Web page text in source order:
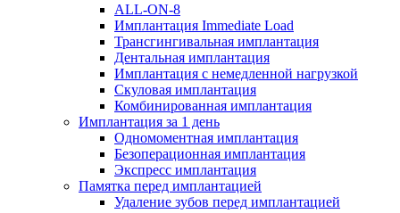
ALL-ON-8
Имплантация Immediate Load
Трансгингивальная имплантация
Дентальная имплантация
Имплантация с немедленной нагрузкой
Скуловая имплантация
Комбинированная имплантация
Имплантация за 1 день
Одномоментная имплантация
Безоперационная имплантация
Экспресс имплантация
Памятка перед имплантацией
Удаление зубов перед имплантацией